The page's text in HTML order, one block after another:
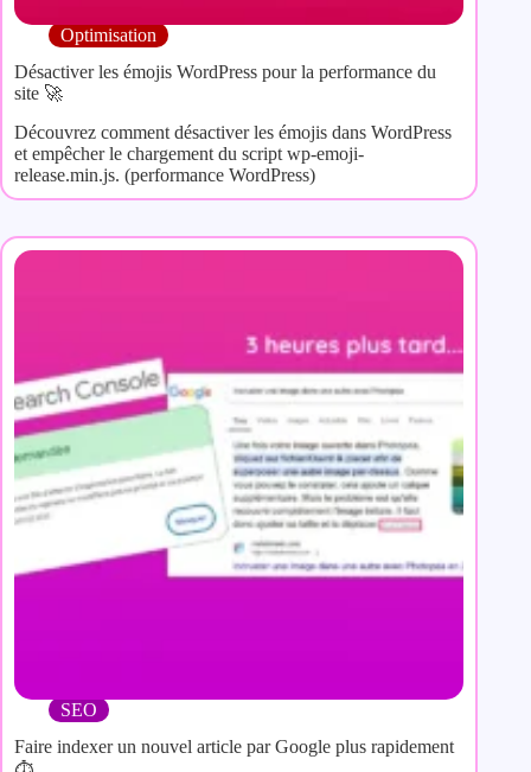
Optimisation
Désactiver les émojis WordPress pour la performance du
site 🚀
Découvrez comment désactiver les émojis dans WordPress
et empêcher le chargement du script wp-emoji-
release.min.js. (performance WordPress)
SEO
Faire indexer un nouvel article par Google plus rapidement